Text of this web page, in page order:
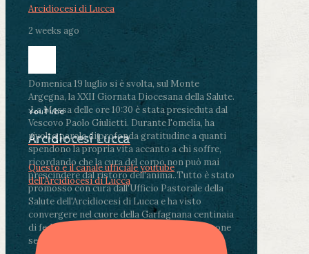
Arcidiocesi di Lucca
2 weeks ago
Domenica 19 luglio si è svolta, sul Monte
Argegna, la XXII Giornata Diocesana della Salute.
.La Messa delle ore 10:30 è stata presieduta dal
Vescovo Paolo Giulietti. Durante l'omelia, ha
rivolto parole di profonda gratitudine a quanti
spendono la propria vita accanto a chi soffre,
ricordando che la cura del corpo non può mai
prescindere dal ristoro dell'anima..Tutto è stato
promosso con cura dall'Ufficio Pastorale della
Salute dell'Arcidiocesi di Lucca e ha visto
convergere nel cuore della Garfagnana centinaia
di fedeli, operatori sanitari, volontari e persone
segnate dalla malattia.
YouTube
Arcidiocesi Lucca
Questo è il canale ufficiale youtube
dell'Arcidiocesi di Lucca